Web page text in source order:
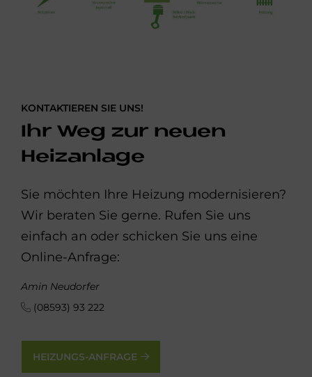
KONTAKTIEREN SIE UNS!
Ihr Weg zur neuen
Heizanlage
Sie möchten Ihre Heizung modernisieren?
Wir beraten Sie gerne. Rufen Sie uns
einfach an oder schicken Sie uns eine
Online-Anfrage:
Amin Neudorfer
(08593) 93 222
HEIZUNGS-ANFRAGE